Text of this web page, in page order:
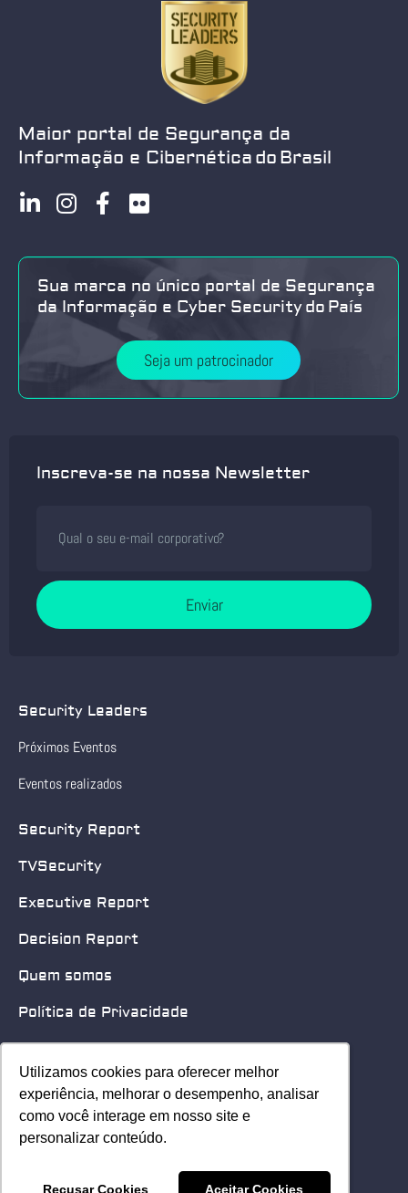
Utilizamos cookies para oferecer melhor
experiência, melhorar o desempenho, analisar
como você interage em nosso site e
personalizar conteúdo.
Recusar Cookies Aceitar Cookies
Utilizamos cookies para oferecer melhor
experiência, melhorar o desempenho, analisar
como você interage em nosso site e
personalizar conteúdo.
Recusar Cookies Aceitar Cookies
Maior portal de Segurança da
Informação e Cibernética do Brasil
Sua marca no único portal de Segurança
da Informação e Cyber Security do País
Seja um patrocinador
Inscreva-se na nossa Newsletter
Enviar
Security Leaders
Próximos Eventos
Eventos realizados
Security Report
TVSecurity
Executive Report
Decision Report
Quem somos
Política de Privacidade
Quero patrocinar
Contato
Home
© 2025 Security Leader. Todos os Direitos Reservados.